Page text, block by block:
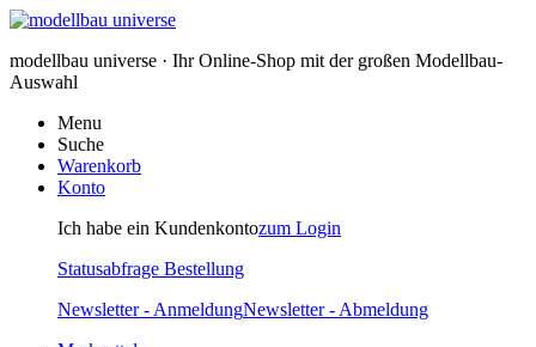
modellbau universe · Ihr Online-Shop mit der großen Modellbau-
Auswahl
Menu
Suche
Warenkorb
Konto
Ich habe ein Kundenkontozum Login
Statusabfrage Bestellung
Newsletter - AnmeldungNewsletter - Abmeldung